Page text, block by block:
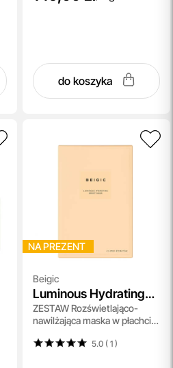
do koszyka
NA PREZENT
Beigic
Luminous Hydrating
Sheet Mask Box
ZESTAW Rozświetlająco-
nawilżająca maska w płachcie
5.0 ( 1)